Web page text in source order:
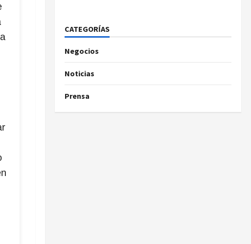
CATEGORÍAS
Negocios
Noticias
Prensa